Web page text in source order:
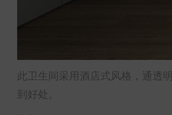
此卫生间采用酒店式风格，通透
到好处。